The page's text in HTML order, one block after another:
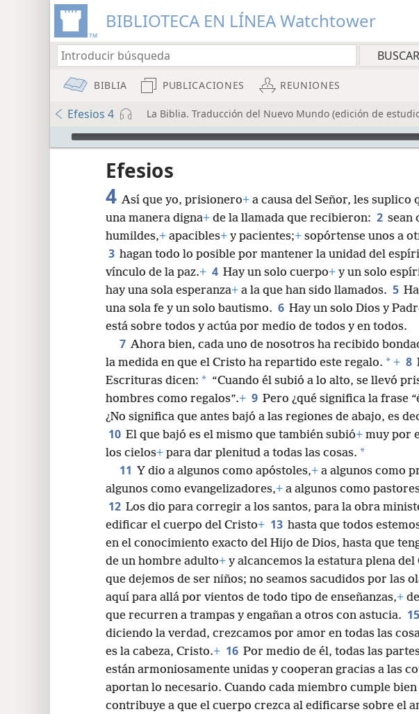
BIBLIOTECA EN LÍNEA Watchtower
BIBLIA PUBLICACIONES REUNIONES
Efesios 4 La Biblia. Traducción del Nuevo Mundo (edición de
Audio Player
Efesios
4 Así que yo, prisionero+ a causa del Señor, les suplico
una manera digna+ de la llamada que recibieron: 2 sean
humildes,+ apacibles+ y pacientes;+ sopórtense unos a
3 hagan todo lo posible por mantener la unidad del
vínculo de la paz.+ 4 Hay un solo cuerpo+ y un solo
hay una sola esperanza+ a la que han sido llamados. 5
una sola fe y un solo bautismo. 6 Hay un solo Dios y
está sobre todos y actúa por medio de todos y en todos.
7 Ahora bien, cada uno de nosotros ha recibido
la medida en que el Cristo ha repartido este regalo. * + 8
Escrituras dicen: * “Cuando él subió a lo alto, se llevó
hombres como regalos”.+ 9 Pero ¿qué significa la frase
¿No significa que antes bajó a las regiones de abajo, es
10 El que bajó es el mismo que también subió+ muy por
los cielos+ para dar plenitud a todas las cosas. *
11 Y dio a algunos como apóstoles,+ a algunos como
algunos como evangelizadores,+ a algunos como
12 Los dio para corregir a los santos, para la obra
edificar el cuerpo del Cristo+ 13 hasta que todos
en el conocimiento exacto del Hijo de Dios, hasta que
de un hombre adulto+ y alcancemos la estatura plena del
que dejemos de ser niños; no seamos sacudidos por las
aquí para allá por vientos de todo tipo de enseñanzas,+
que recurren a trampas y engañan a otros con astucia. 15
diciendo la verdad, crezcamos por amor en todas las
es la cabeza, Cristo.+ 16 Por medio de él, todas las
están armoniosamente unidas y cooperan gracias a las
aportan lo necesario. Cuando cada miembro cumple
contribuye a que el cuerpo crezca al edificarse sobre el